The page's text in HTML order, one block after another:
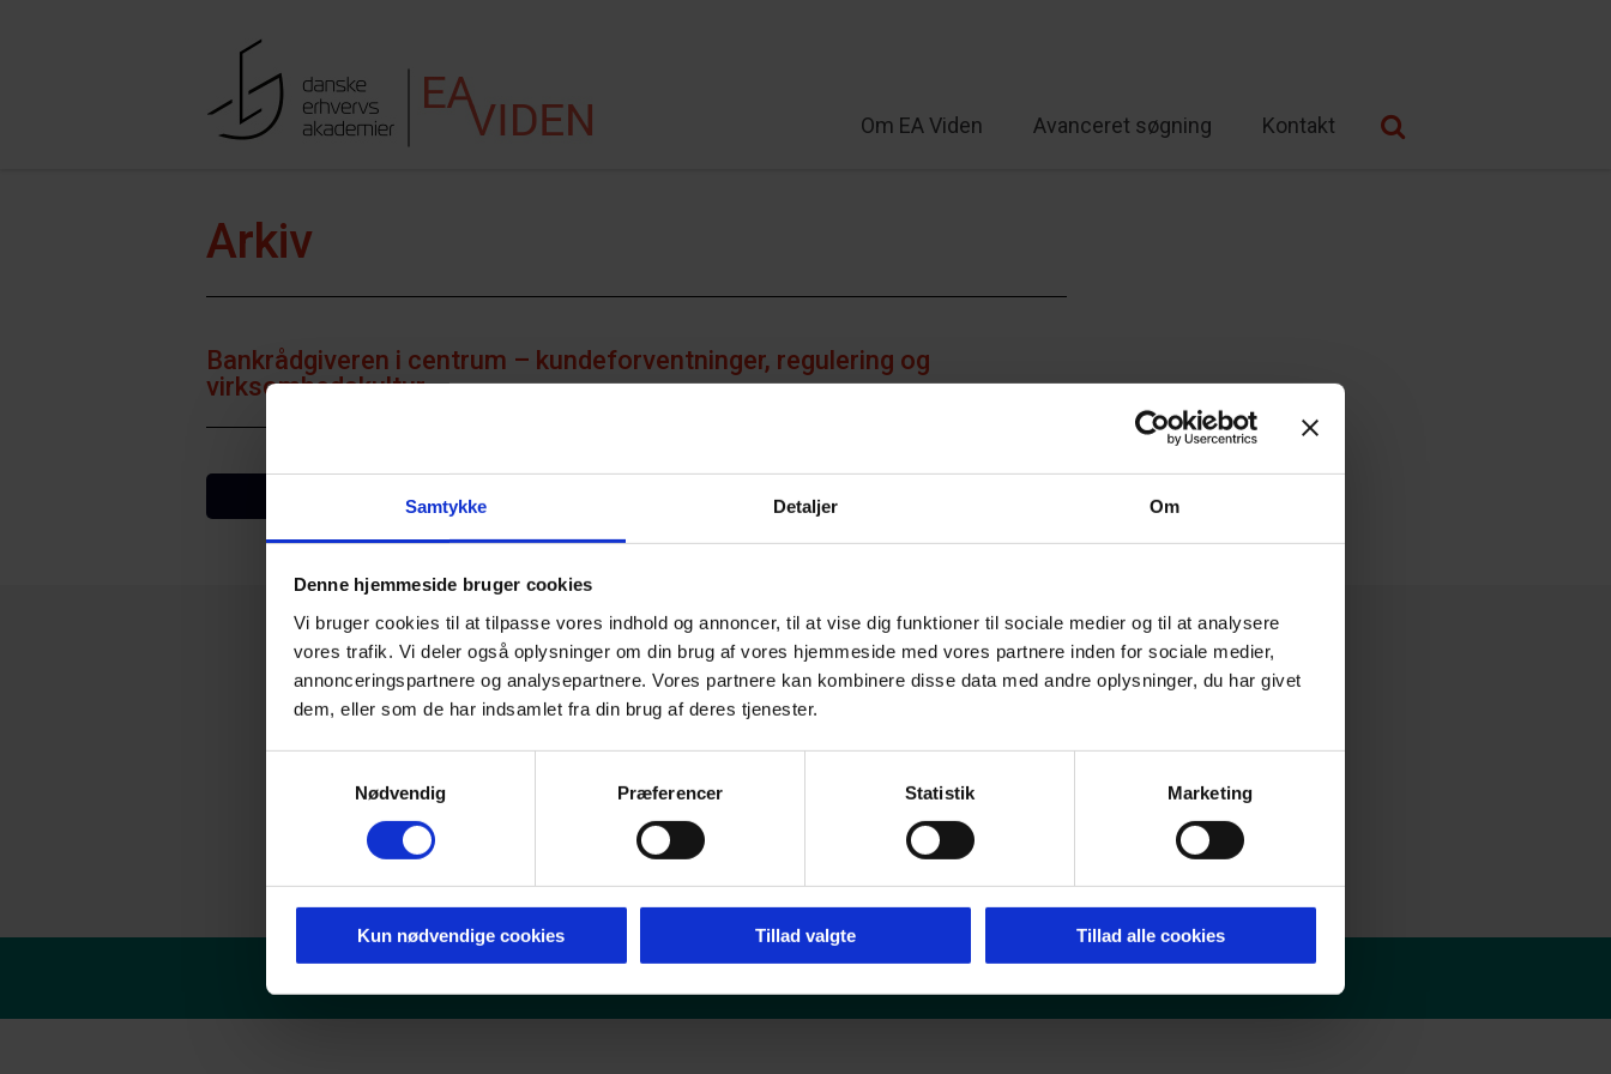
Samtykke Detaljer Om
Denne hjemmeside bruger cookies
Vi bruger cookies til at tilpasse vores indhold og annoncer, til at vise dig funktioner til sociale medier og til at analysere
vores trafik. Vi deler også oplysninger om din brug af vores hjemmeside med vores partnere inden for sociale medier,
annonceringspartnere og analysepartnere. Vores partnere kan kombinere disse data med andre oplysninger, du har givet
dem, eller som de har indsamlet fra din brug af deres tjenester.
Nødvendig
Præferencer Statistik Marketing
Kun nødvendige cookies Tillad valgte Tillad alle cookies
Om EA Viden Avanceret søgning Kontakt
Arkiv
Bankrådgiveren i centrum – kundeforventninger, regulering og
virksomhedskultur
VIS FLERE